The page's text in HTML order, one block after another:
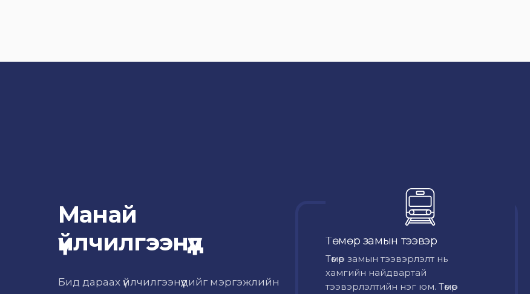
Манай
үйлчилгээнүүд
Бид дараах үйлчилгээнүүдийг мэргэжлийн
Төмөр замын тээвэр
Төмөр замын тээвэрлэлт нь
хамгийн найдвартай
тээвэрлэлтийн нэг юм. Төмөр